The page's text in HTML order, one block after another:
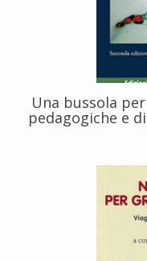
Una bussola
pedagogiche e